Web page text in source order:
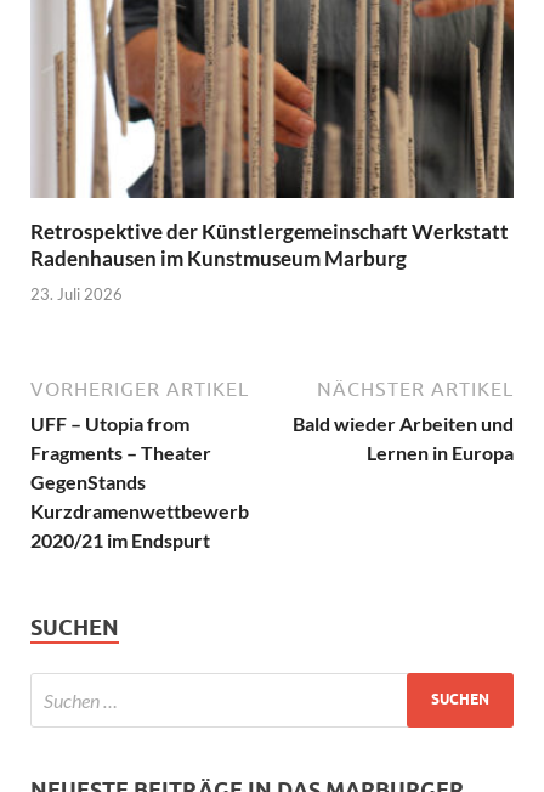
Retrospektive der Künstlergemeinschaft Werkstatt
Radenhausen im Kunstmuseum Marburg
23. Juli 2026
VORHERIGER ARTIKEL
UFF – Utopia from
Fragments – Theater
GegenStands
Kurzdramenwettbewerb
2020/21 im Endspurt
NÄCHSTER ARTIKEL
Bald wieder Arbeiten und
Lernen in Europa
SUCHEN